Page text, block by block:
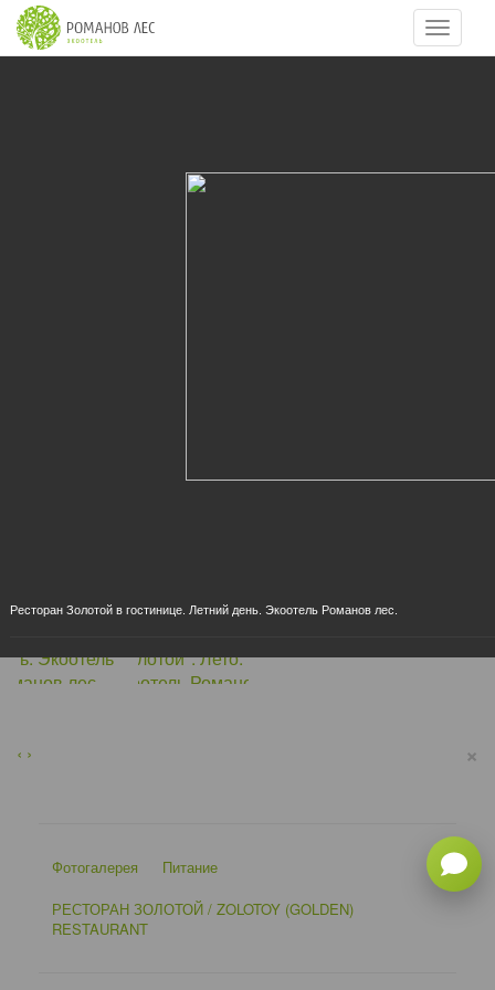
‹ › ×
Фотогалерея
Питание
РЕСТОРАН ЗОЛОТОЙ / ZOLOTOY (GOLDEN)
RESTAURANT
10 из 11
Ресторан Золотой в гостинице. Летний день. Экоотель Романов лес.